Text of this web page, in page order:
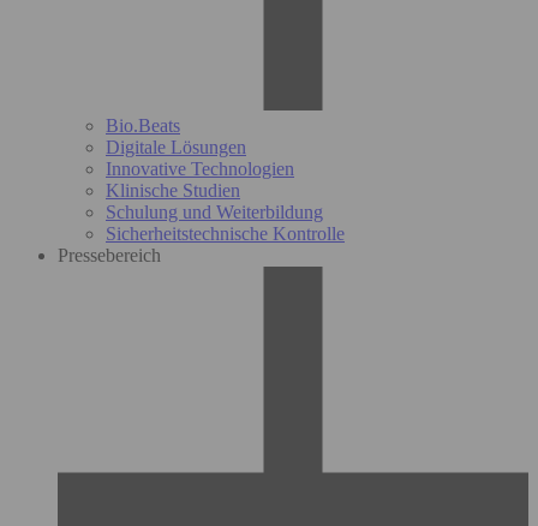
Bio.Beats
Digitale Lösungen
Innovative Technologien
Klinische Studien
Schulung und Weiterbildung
Sicherheitstechnische Kontrolle
Pressebereich